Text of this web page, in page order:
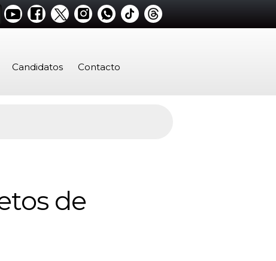
Candidatos Contacto
de